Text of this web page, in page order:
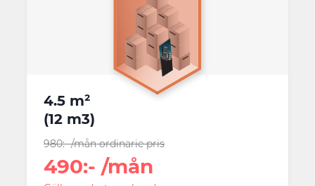
4.5 m²
(12 m3)
980:-/månordinarie pris
490:- /mån